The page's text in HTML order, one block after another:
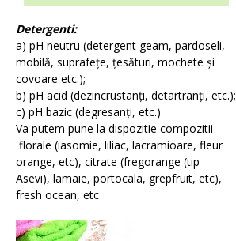
Arome alimentare
Emolienti
Filtre UV
Detergenti:
a) pH neutru (detergent geam, pardoseli,
mobilă, suprafețe, țesături, mochete și
covoare etc.);
b) pH acid (dezincrustanți, detartranți, etc.);
c) pH bazic (degresanți, etc.)
Va putem pune la dispozitie compozitii
florale (iasomie, liliac, lacramioare, fleur
orange, etc), citrate (fregorange (tip
Asevi), lamaie, portocala, grepfruit, etc),
fresh ocean, etc